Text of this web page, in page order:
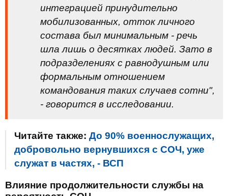
интеграцией принудительно
мобилизованных, отток личного
состава был минимальным - речь
шла лишь о десятках людей. Зато в
подразделениях с равнодушным или
формальным отношением
командования таких случаев сотни",
- говорится в исследовании.
Читайте также: До 90% военнослужащих,
добровольно вернувшихся с СОЧ, уже
служат в частях, - ВСП
Влияние продолжительности службы на